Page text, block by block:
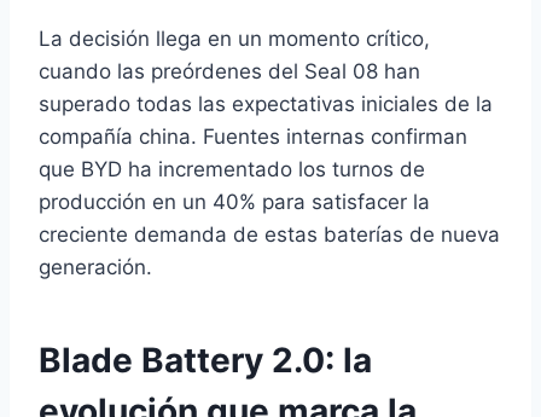
La decisión llega en un momento crítico,
cuando las preórdenes del Seal 08 han
superado todas las expectativas iniciales de la
compañía china. Fuentes internas confirman
que BYD ha incrementado los turnos de
producción en un 40% para satisfacer la
creciente demanda de estas baterías de nueva
generación.
Blade Battery 2.0: la